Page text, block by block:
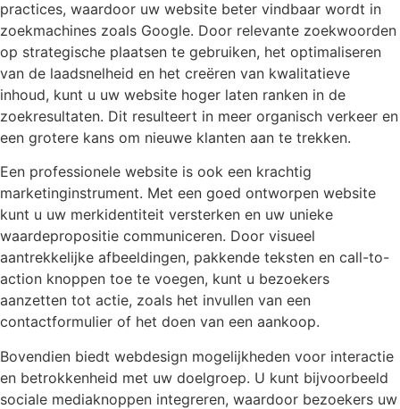
practices, waardoor uw website beter vindbaar wordt in
zoekmachines zoals Google. Door relevante zoekwoorden
op strategische plaatsen te gebruiken, het optimaliseren
van de laadsnelheid en het creëren van kwalitatieve
inhoud, kunt u uw website hoger laten ranken in de
zoekresultaten. Dit resulteert in meer organisch verkeer en
een grotere kans om nieuwe klanten aan te trekken.
Een professionele website is ook een krachtig
marketinginstrument. Met een goed ontworpen website
kunt u uw merkidentiteit versterken en uw unieke
waardepropositie communiceren. Door visueel
aantrekkelijke afbeeldingen, pakkende teksten en call-to-
action knoppen toe te voegen, kunt u bezoekers
aanzetten tot actie, zoals het invullen van een
contactformulier of het doen van een aankoop.
Bovendien biedt webdesign mogelijkheden voor interactie
en betrokkenheid met uw doelgroep. U kunt bijvoorbeeld
sociale mediaknoppen integreren, waardoor bezoekers uw